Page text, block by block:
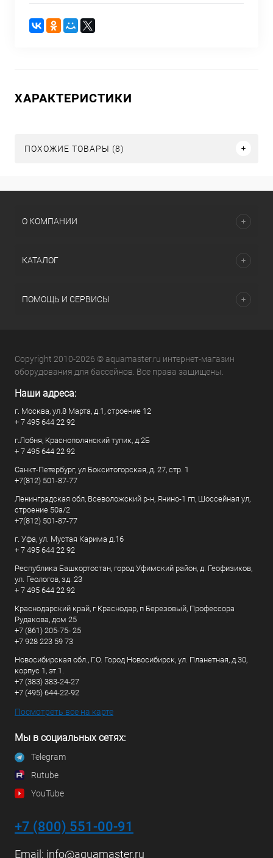
ХАРАКТЕРИСТИКИ
ПОХОЖИЕ ТОВАРЫ (8)
О КОМПАНИИ
КАТАЛОГ
ПОМОЩЬ И СЕРВИСЫ
Copyright 2010-2026 © aquamaster.ru интернет-магазин
оборудования для бассейнов. Все права защищены.
Наши адреса:
г. Москва, ул.8 Марта, д.1, строение 12
+ 7 495 644 22 92
г.Лобня, Краснополянский тупик, д.2Б
+ 7 495 644 22 92
Санкт-Петербург, ул Бокситогорская, д. 27, стр. 1
+7(812) 501-87-77
Ленинградская обл, Всеволожский р-н, Янино-1 гп, Шоссейная ул,
строение 50а/2
+7(812) 501-87-77
г. Уфа, ул. Мустая Карима д.16
+ 7 495 644 22 92
Республика Башкортостан, город Уфимский район, д. Геофизиков,
ул. Геологов, зд. 23
+ 7 495 644 22 92
Краснодарский край, г Краснодар, п Березовый, Профессора
Рудакова, дом 25
+7 (861) 205-75- 25
+7 928 223 59 73
Новосибирская обл., Г.О. Город Новосибирск, ул. Планетная, д.30,
корпус 1, эт.1.
+7 (383) 383-24-27
+7 (495) 644-22-92
Посмотреть все на карте
Мы в социальных сетях:
Telegram
Rutube
YouTube
+7 (800) 551-00-91
Email: info@aquamaster.ru